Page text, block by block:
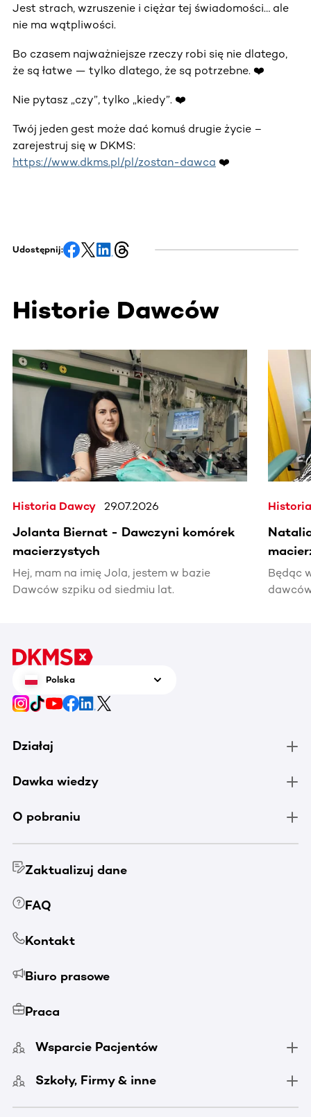
Jest strach, wzruszenie i ciężar tej świadomości… ale
nie ma wątpliwości.
Bo czasem najważniejsze rzeczy robi się nie dlatego,
że są łatwe — tylko dlatego, że są potrzebne. ❤️
Nie pytasz „czy”, tylko „kiedy”. ❤️
Twój jeden gest może dać komuś drugie życie –
zarejestruj się w DKMS:
https://www.dkms.pl/pl/zostan-dawca ❤️
Udostępnij:
Historie Dawców
Ta sekcja zawiera treści przewijane w poziomie. Użyj
Historia Dawcy 29.07.2026
Jolanta Biernat - Dawczyni komórek
macierzystych
Hej, mam na imię Jola, jestem w bazie
Dawców szpiku od siedmiu lat.
Będąc
Polska
Działaj
Dawka wiedzy
O pobraniu
Zaktualizuj dane
FAQ
Kontakt
Biuro prasowe
Praca
Wsparcie Pacjentów
Szkoły, Firmy & inne